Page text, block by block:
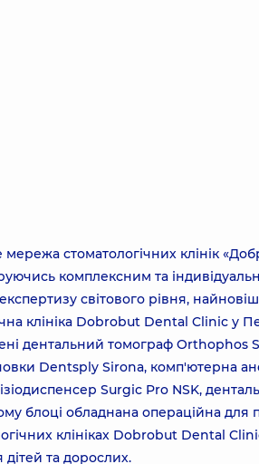
стоматологічних клінік
комплексним та
світового рівня,
клініка Dobrobut Dental Clinic у
дентальний томограф Orthophos
Dentsply Sirona, комп'ютерна
Surgic Pro NSK,
блоці обладнана операційна для
клініках Dobrobut Dental
дітей та дорослих.